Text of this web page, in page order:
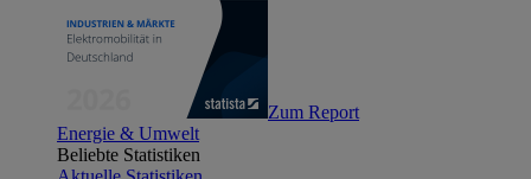
Zum Report
Energie & Umwelt
Beliebte Statistiken